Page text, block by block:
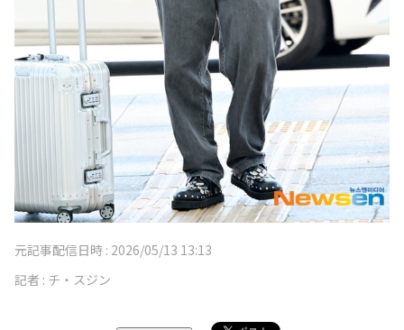
元記事配信日時 : 2026/05/13 13:13
記者 : チ・スジン